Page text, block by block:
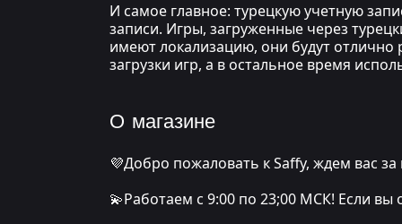
И самое главное: турецкую учетную
записи. Игры, загруженные через
имеют локализацию, они будут отлично
загрузки игр, а в остальное время
О магазине
💜Добро пожаловать к Saffy, ждем вас за
💫Работаем с 9:00 по 23;00 МСК! Если